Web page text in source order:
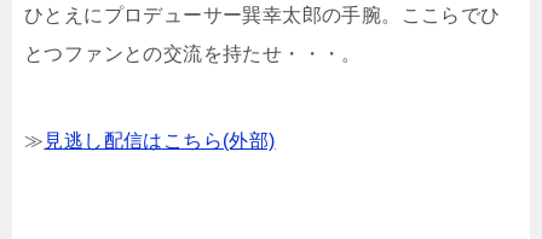
ひとえにプロデューサー巽幸太郎の手腕。ここらでひ
とつファンとの交流を持たせ・・・。
≫ 見逃し配信はこちら(外部)